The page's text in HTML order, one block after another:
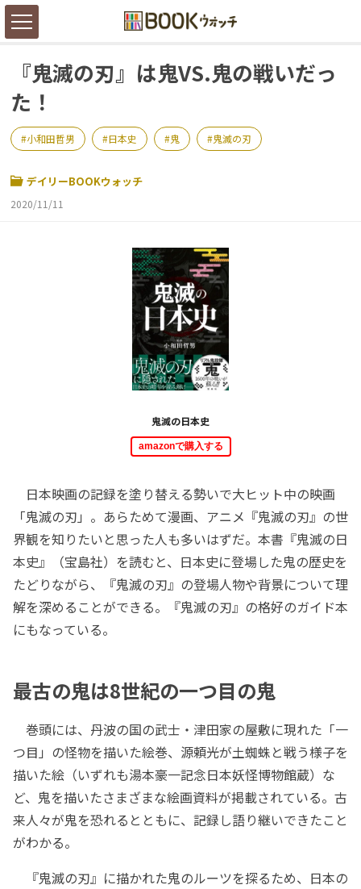
『鬼滅の刃』は鬼VS.鬼の戦いだっ
た！
小和田哲男 日本史 鬼 鬼滅の刃
デイリーBOOKウォッチ
2020/11/11
鬼滅の日本史
amazonで購入する
日本映画の記録を塗り替える勢いで大ヒット中の映画
「鬼滅の刃」。あらためて漫画、アニメ『鬼滅の刃』の世
界観を知りたいと思った人も多いはずだ。本書『鬼滅の日
本史』（宝島社）を読むと、日本史に登場した鬼の歴史を
たどりながら、『鬼滅の刃』の登場人物や背景について理
解を深めることができる。『鬼滅の刃』の格好のガイド本
にもなっている。
最古の鬼は8世紀の一つ目の鬼
巻頭には、丹波の国の武士・津田家の屋敷に現れた「一
つ目」の怪物を描いた絵巻、源頼光が土蜘蛛と戦う様子を
描いた絵（いずれも湯本豪一記念日本妖怪博物館蔵）な
ど、鬼を描いたさまざまな絵画資料が掲載されている。古
来人々が鬼を恐れるとともに、記録し語り継いできたこと
がわかる。
『鬼滅の刃』に描かれた鬼のルーツを探るため、日本の